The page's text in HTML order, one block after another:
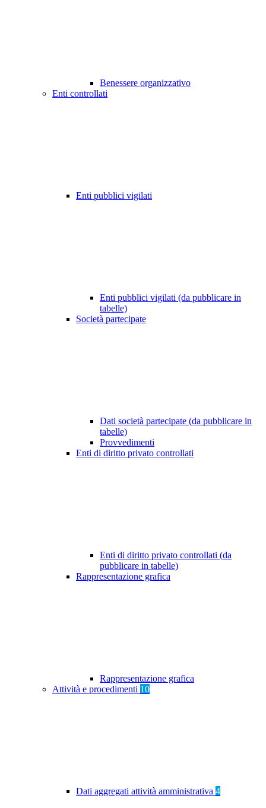
Benessere organizzativo
Enti controllati
Enti pubblici vigilati
Enti pubblici vigilati (da pubblicare in
tabelle)
Società partecipate
Dati società partecipate (da pubblicare in
tabelle)
Provvedimenti
Enti di diritto privato controllati
Enti di diritto privato controllati (da
pubblicare in tabelle)
Rappresentazione grafica
Rappresentazione grafica
Attività e procedimenti 10
Dati aggregati attività amministrativa 4